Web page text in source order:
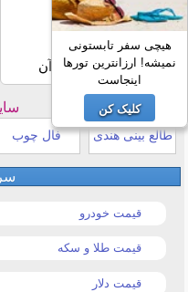
استخاره با قرآن
طالع بینی هندی فال چوب
قیمت خودرو
قیمت طلا و سکه
قیمت دلار
هیچی سفر تابستونی
نمیشه! ارزانترین تورها
اینجاست
کلیک کن